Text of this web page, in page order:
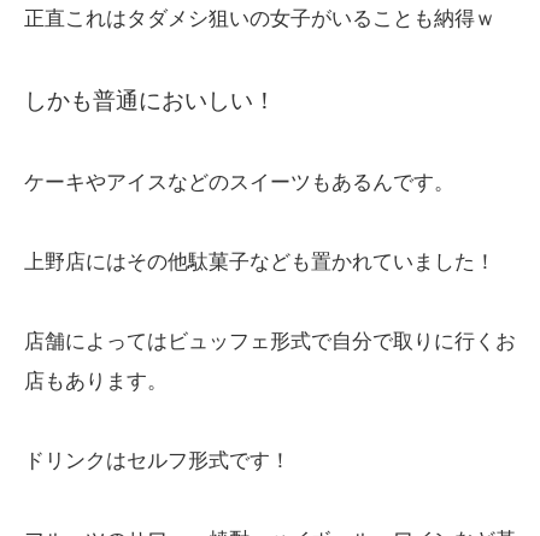
正直これはタダメシ狙いの女子がいることも納得ｗ
しかも普通においしい！
ケーキやアイスなどのスイーツもあるんです。
上野店にはその他駄菓子なども置かれていました！
店舗によってはビュッフェ形式で自分で取りに行くお
店もあります。
ドリンクはセルフ形式です！